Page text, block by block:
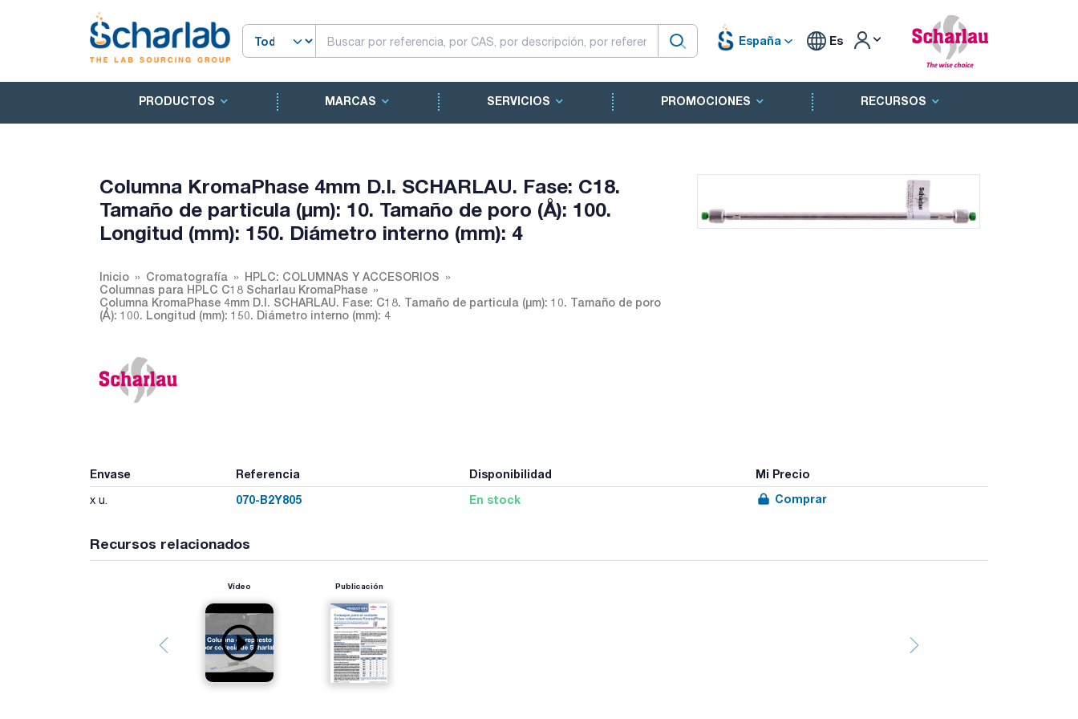
España Es
PRODUCTOS MARCAS SERVICIOS PROMOCIONES RECURSOS
Columna KromaPhase 4mm D.I. SCHARLAU. Fase: C18.
Tamaño de particula (µm): 10. Tamaño de poro (Å): 100.
Longitud (mm): 150. Diámetro interno (mm): 4
Inicio Cromatografía
HPLC: COLUMNAS Y ACCESORIOS
Columnas para HPLC C18 Scharlau KromaPhase
Columna KromaPhase 4mm D.I. SCHARLAU. Fase: C18. Tamaño de particula (µm): 10. Tamaño de poro
(Å): 100. Longitud (mm): 150. Diámetro interno (mm): 4
Envase Referencia Disponibilidad Mi Precio
x u. 070-B2Y805 En stock Comprar
Recursos relacionados
Vídeo Publicación